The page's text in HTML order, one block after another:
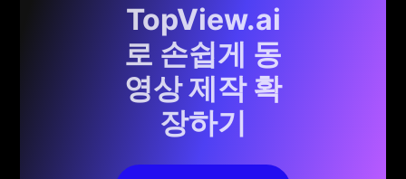
TopView.ai
로 손쉽게 동
영상 제작 확
장하기